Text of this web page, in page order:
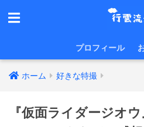
プロフィール
ホーム 好きな特撮
『仮面ライダージオ